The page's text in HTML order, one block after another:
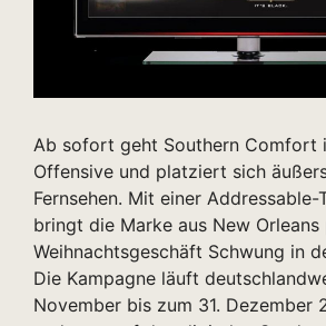
Ab sofort geht Southern Comfort
Offensive und platziert sich
Fernsehen. Mit einer Addressable-
bringt die Marke aus New
Weihnachtsgeschäft Schwung in
Die Kampagne läuft
November bis zum 31. Dezember